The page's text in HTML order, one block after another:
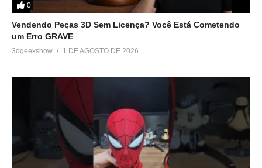
0
Vendendo Peças 3D Sem Licença? Você Está Cometendo
um Erro GRAVE
3dgeekshow 1 DE AGOSTO DE 2026